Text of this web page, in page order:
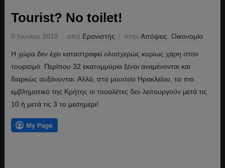
Tourist? No toilet!
5 Ιουνίου 2018 από Ερανιστής στηνΑπόψεις Οικονομία
Η χώρα δεν έχει καταστραφεί ολοσχερώς κυρίως χάρη στον
τουρισμό. Περίπου 32 εκατομμύρια ξένοι αναμένονται και
διαρκώς αυξάνονται. Αλλά, στο μουσείο Ηρακλείου, το πιο
εμβληματικό της Κρήτης οι τουαλέτες δεν λειτουργούν μετά τις
10 ή μετά τις 3 το μεσημέρι!